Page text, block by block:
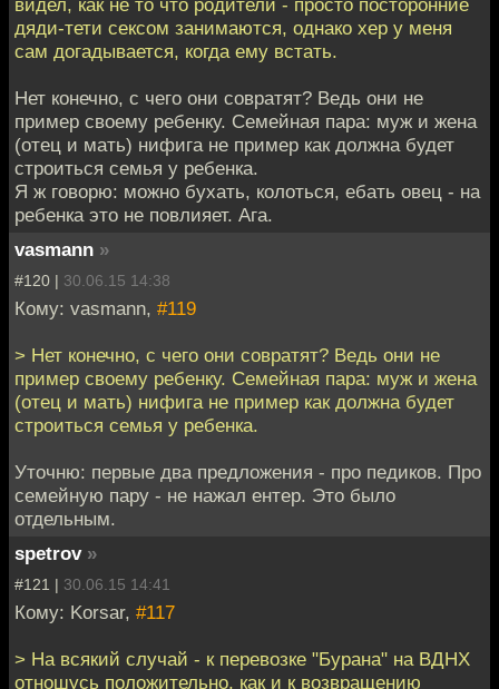
дяди-тети сексом занимаются, однако хер у меня
сам догадывается, когда ему встать.
Нет конечно, с чего они совратят? Ведь они не
пример своему ребенку. Семейная пара: муж и жена
(отец и мать) нифига не пример как должна будет
строиться семья у ребенка.
Я ж говорю: можно бухать, колоться, ебать овец - на
ребенка это не повлияет. Ага.
vasmann »
#120 | 30.06.15 14:38
Кому: vasmann, #119
> Нет конечно, с чего они совратят? Ведь они не
пример своему ребенку. Семейная пара: муж и жена
(отец и мать) нифига не пример как должна будет
строиться семья у ребенка.
Уточню: первые два предложения - про педиков. Про
семейную пару - не нажал ентер. Это было
отдельным.
spetrov »
#121 | 30.06.15 14:41
Кому: Korsar, #117
> На всякий случай - к перевозке "Бурана" на ВДНХ
отношусь положительно, как и к возвращению